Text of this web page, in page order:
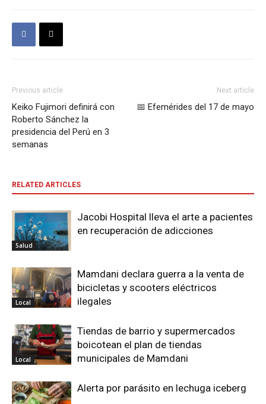
Previous article
Keiko Fujimori definirá con
Roberto Sánchez la
presidencia del Perú en 3
semanas
Next article
📅 Efemérides del 17 de mayo
RELATED ARTICLES
Salud
Jacobi Hospital lleva el arte a pacientes
en recuperación de adicciones
Local
Mamdani declara guerra a la venta de
bicicletas y scooters eléctricos
ilegales
Local
Tiendas de barrio y supermercados
boicotean el plan de tiendas
municipales de Mamdani
Alerta por parásito en lechuga iceberg